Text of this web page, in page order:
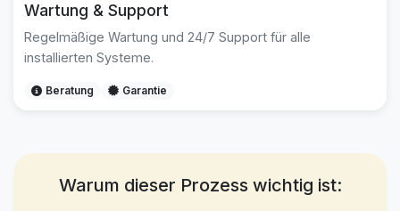
Wartung & Support
Regelmäßige Wartung und 24/7 Support für alle
installierten Systeme.
Beratung Garantie
Warum dieser Prozess wichtig ist: